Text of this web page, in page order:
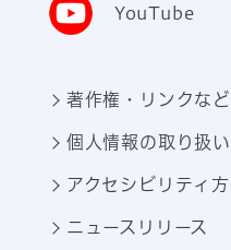
YouTube
著作権・リンクなど
個人情報の取り扱い
アクセシビリティ
ニュースリリース